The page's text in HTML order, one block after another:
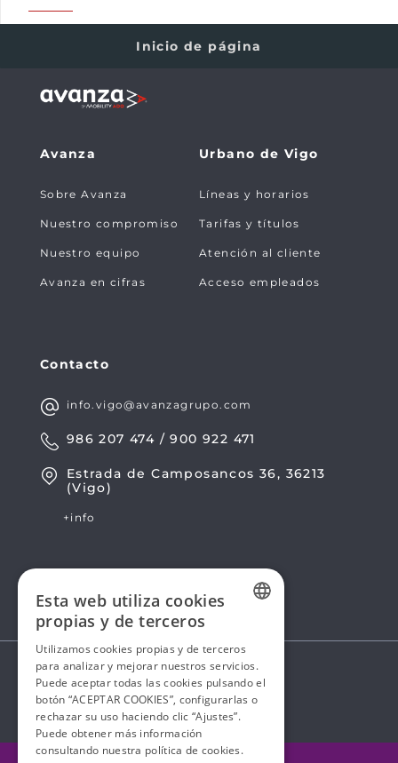
Inicio de página
Avanza
Sobre Avanza
Nuestro compromiso
Nuestro equipo
Avanza en cifras
Urbano de Vigo
Líneas y horarios
Tarifas y títulos
Atención al cliente
Acceso empleados
Contacto
info.vigo@avanzagrupo.com
986 207 474 / 900 922 471
Estrada de Camposancos 36, 36213
(Vigo)
+info
SPANISH
Esta web utiliza cookies
propias y de terceros
Utilizamos cookies propias y de terceros
para analizar y mejorar nuestros servicios.
Puede aceptar todas las cookies pulsando el
botón “ACEPTAR COOKIES”, configurarlas o
rechazar su uso haciendo clic “Ajustes”.
Puede obtener más información
consultando nuestra política de cookies.